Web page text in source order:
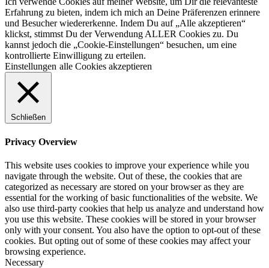
Erfahrung zu bieten, indem ich mich an Deine Präferenzen erinnere
und Besucher wiedererkenne. Indem Du auf „Alle akzeptieren“
klickst, stimmst Du der Verwendung ALLER Cookies zu. Du
kannst jedoch die „Cookie-Einstellungen“ besuchen, um eine
kontrollierte Einwilligung zu erteilen.
Einstellungen alle Cookies akzeptieren
Schließen
Privacy Overview
This website uses cookies to improve your experience while you
navigate through the website. Out of these, the cookies that are
categorized as necessary are stored on your browser as they are
essential for the working of basic functionalities of the website. We
also use third-party cookies that help us analyze and understand how
you use this website. These cookies will be stored in your browser
only with your consent. You also have the option to opt-out of these
cookies. But opting out of some of these cookies may affect your
browsing experience.
Necessary